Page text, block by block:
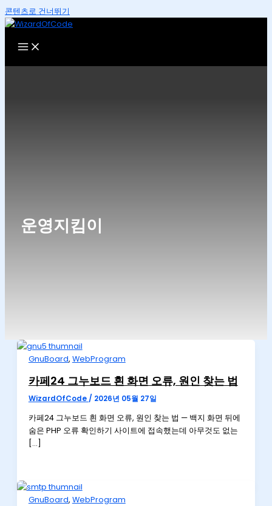
콘텐츠로 건너뛰기
운영지킴이
GnuBoard, WebProgram
카페24 그누보드 흰 화면 오류, 원인 찾는 법
WizardOfCode / 2026년 05월 27일
카페24 그누보드 흰 화면 오류, 원인 찾는 법 — 백지 화면 뒤에
숨은 PHP 오류 확인하기 사이트에 접속했는데 아무것도 없는
[…]
GnuBoard, WebProgram